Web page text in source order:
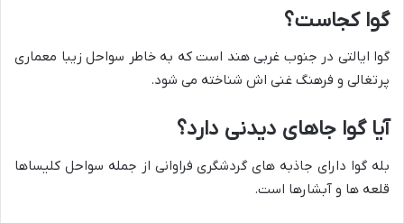
گوا کجاست؟
گوا ایالتی در جنوب غربی هند است که به خاطر سواحل زیبا معماری
پرتغالی و فرهنگ غنی اش شناخته می شود.
آیا گوا جاهای دیدنی دارد؟
بله گوا دارای جاذبه های گردشگری فراوانی از جمله سواحل کلیساها
قلعه ها و آبشارها است.